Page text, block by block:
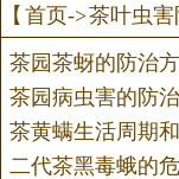
【 首页->茶叶虫害
茶园茶蚜的防治
茶园病虫害的防
茶黄螨生活周期
二代茶黑毒蛾的